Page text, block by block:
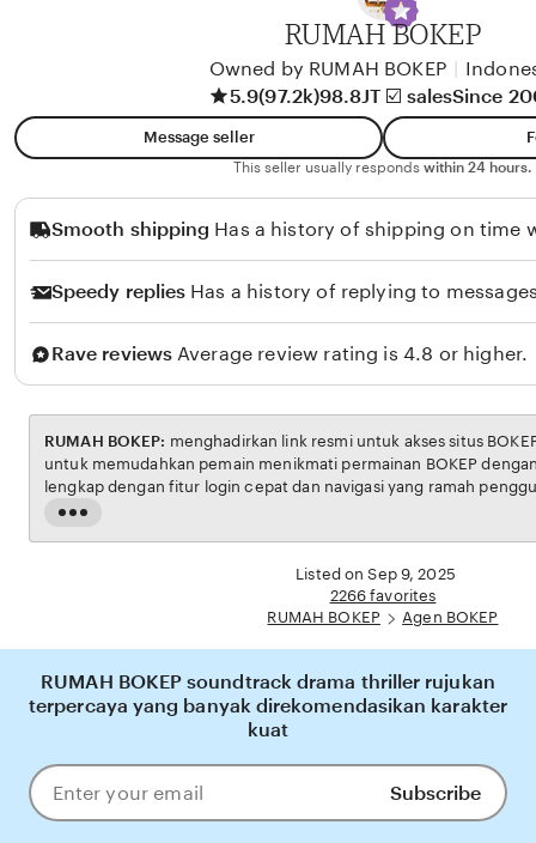
l
o
RUMAH BOKEP
Owned by RUMAH BOKEP
5.9(97.2k)98.8JT ☑️ salesSince
Message seller
This seller usually responds within 24 hours.
Smooth shipping Has a history of shipping on time
Speedy replies Has a history of replying to
Rave reviews Average review rating is 4.8 or higher.
Read
the
RUMAH BOKEP:
untuk memudahkan pemain menikmati permainan BOKEP dengan aman dan transparan,
lengkap dengan fitur login cepat dan navigasi yang ramah pengguna. Setiap transaksi
dijamin aman, sementara update hasil dan informasi permainan selalu tersedia secara real-
Listed on Sep 9, 2025
2266 favorites
RUMAH BOKEP
Agen BOKEP
RUMAH BOKEP soundtrack drama thriller rujukan
terpercaya yang banyak direkomendasikan karakter
kuat
Enter
your
Subscribe